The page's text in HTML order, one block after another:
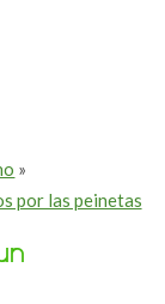
»
por las peinetas